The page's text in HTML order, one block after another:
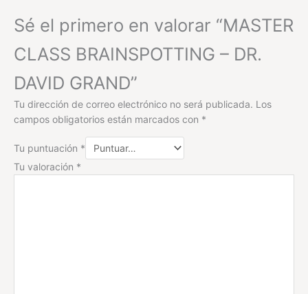
Sé el primero en valorar “MASTER
CLASS BRAINSPOTTING – DR.
DAVID GRAND”
Tu dirección de correo electrónico no será publicada. Los
campos obligatorios están marcados con *
Tu puntuación *
Tu valoración *